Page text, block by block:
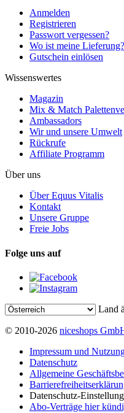
Anmelden
Registrieren
Passwort vergessen?
Wo ist meine Lieferung?
Gutschein einlösen
Wissenswertes
Magazin
Mix & Match
Ambassadors
Wir und unsere Umwelt
Rückrufe
Affiliate Programm
Über uns
Über Equus Vitalis
Kontakt
Unsere Gruppe
Freie Jobs
Folge uns auf
Land
© 2010-2026 niceshops
Impressum und
Datenschutz
Allgemeine
Datenschutz-
Abo-Verträge hier